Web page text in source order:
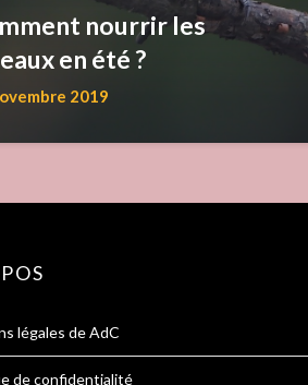
nourrir les
en été ?
2019
légales de AdC
de confidentialité